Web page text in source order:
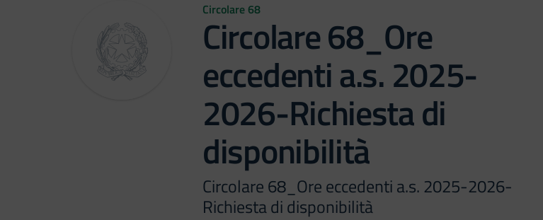
Circolare 68
Circolare 68_Ore
eccedenti a.s. 2025-
2026-Richiesta di
disponibilità
Circolare 68_Ore eccedenti a.s. 2025-2026-
Richiesta di disponibilità